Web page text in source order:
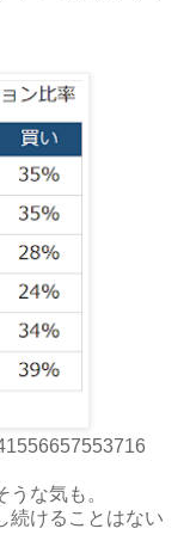
な気も。
続けることはない